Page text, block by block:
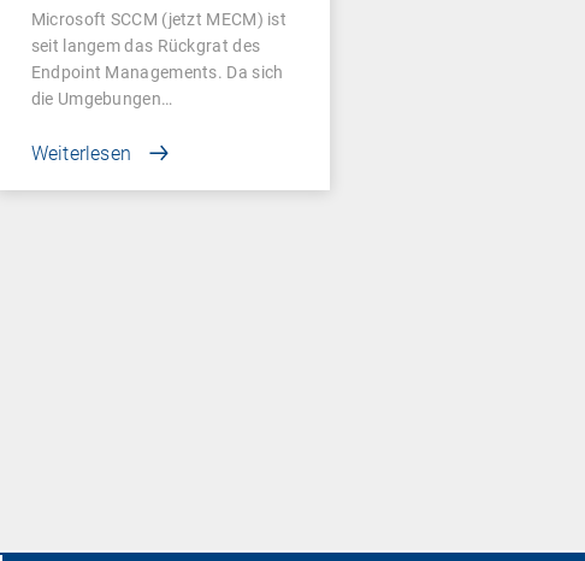
Microsoft SCCM (jetzt MECM) ist
seit langem das Rückgrat des
Endpoint Managements. Da sich
die Umgebungen…
Weiterlesen